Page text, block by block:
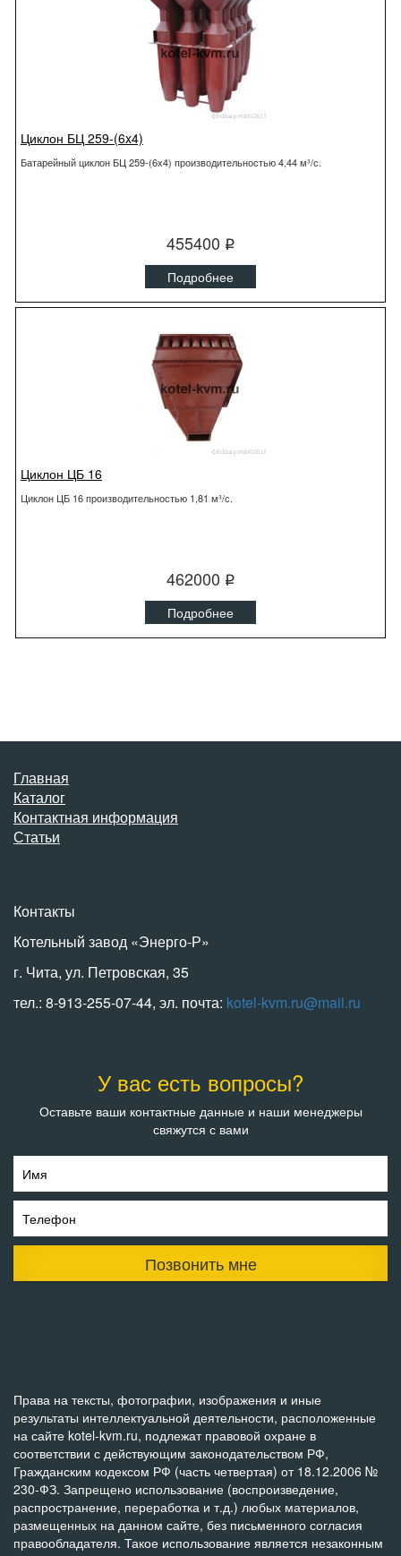
Циклон БЦ 259-(6x4)
Батарейный циклон БЦ 259-(6x4) производительностью 4,44 м³/с.
455400 q
Подробнее
Циклон ЦБ 16
Циклон ЦБ 16 производительностью 1,81 м³/с.
462000 q
Подробнее
Главная
Каталог
Контактная информация
Статьи
Контакты
Котельный завод «Энерго-Р»
г. Чита, ул. Петровская, 35
тел.: 8-913-255-07-44, эл. почта: kotel-kvm.ru@mail.ru
У вас есть вопросы?
Оставьте ваши контактные данные и наши менеджеры
свяжутся с вами
Имя
Телефон
Позвонить мне
Права на тексты, фотографии, изображения и иные
результаты интеллектуальной деятельности, расположенные
на сайте kotel-kvm.ru, подлежат правовой охране в
соответствии с действующим законодательством РФ,
Гражданским кодексом РФ (часть четвертая) от 18.12.2006 №
230-ФЗ. Запрещено использование (воспроизведение,
распространение, переработка и т.д.) любых материалов,
размещенных на данном сайте, без письменного согласия
правообладателя. Такое использование является незаконным